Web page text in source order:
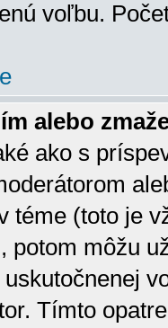
voľbu.
alebo
ako s
téme (toto je
potom môžu
Tímto